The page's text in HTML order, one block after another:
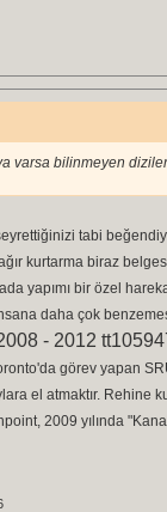
varsa bilinmeyen
tabi
kurtarma biraz
yapımı bir özel
daha çok
- 2012
görev yapan
el atmaktır.
2009 yılında